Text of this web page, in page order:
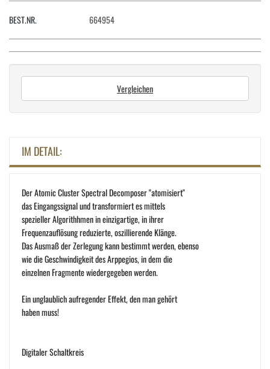
BEST.NR. 664954
Vergleichen
IM DETAIL:
Der Atomic Cluster Spectral Decomposer "atomisiert"
das Eingangssignal und transformiert es mittels
spezieller Algorithhmen in einzigartige, in ihrer
Frequenzauflösung reduzierte, oszillierende Klänge.
Das Ausmaß der Zerlegung kann bestimmt werden, ebenso
wie die Geschwindigkeit des Arppegios, in dem die
einzelnen Fragmente wiedergegeben werden.
Ein unglaublich aufregender Effekt, den man gehört
haben muss!
Digitaler Schaltkreis